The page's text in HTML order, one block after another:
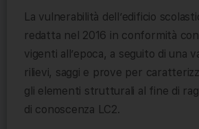
La vulnerabilità dell’edificio
redatta nel 2016 in conformità
vigenti all’epoca, a seguito di una
rilievi, saggi e prove per
gli elementi strutturali al fine di
di conoscenza LC2.